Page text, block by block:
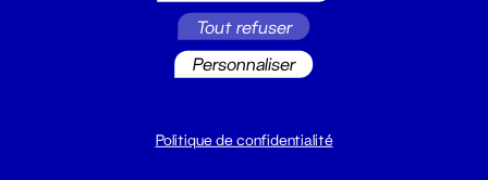
Du lundi au vendredi 14h → 18h
Tout refuser
Personnaliser
Politique de confidentialité